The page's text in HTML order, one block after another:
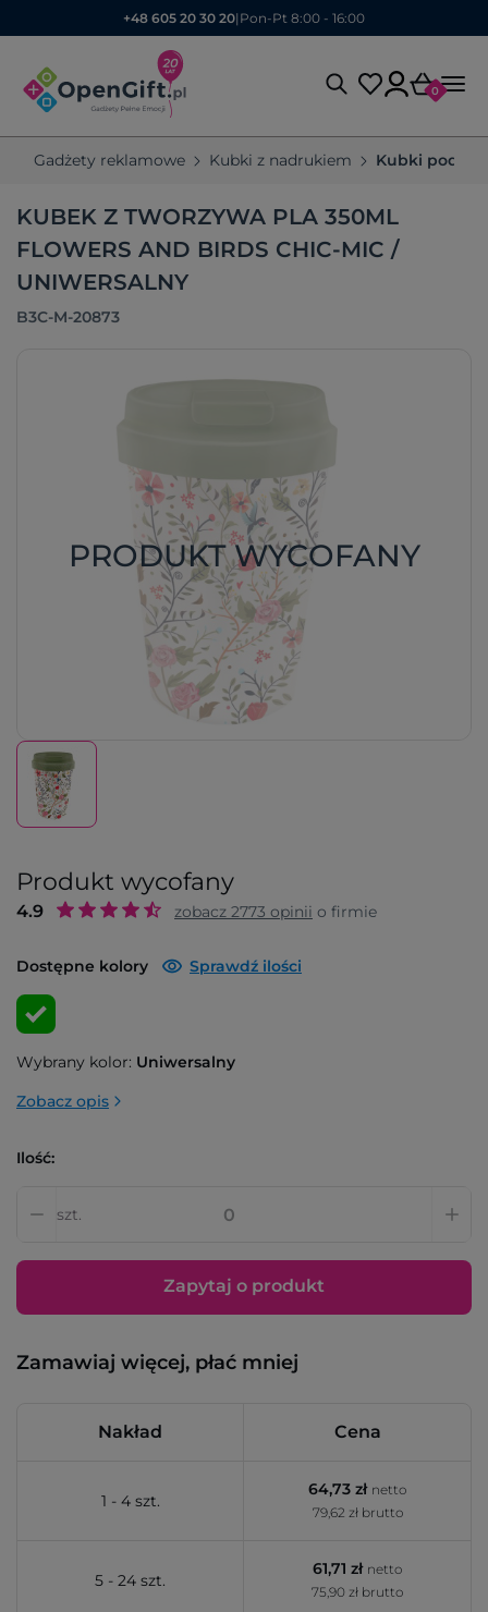
+48 605 20 30 20| Pon-Pt 8:00 - 16:00
0
Gadżety reklamowe Kubki z nadrukiem Kubki
KUBEK Z TWORZYWA PLA 350ML
FLOWERS AND BIRDS CHIC-MIC /
UNIWERSALNY
B3C-M-20873
PRODUKT WYCOFANY
Produkt wycofany
4.9 zobacz 2773 opinii o firmie
Dostępne kolory Sprawdź ilości
Wybrany kolor: Uniwersalny
Zobacz opis
Ilość:
szt.
Zapytaj o produkt
Zamawiaj więcej, płać mniej
Nakład Cena
1 - 4 szt.
64,73 zł netto
79,62 zł brutto
5 - 24 szt.
61,71 zł netto
75,90 zł brutto